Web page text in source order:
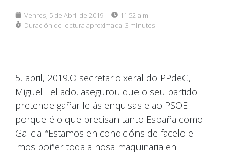
Venres, 5 de Abril de 2019
11:52 a.m.
Duración de lectura aproximada: 3 minutes
5, abril, 2019.O secretario xeral do PPdeG,
Miguel Tellado, asegurou que o seu partido
pretende gañarlle ás enquisas e ao PSOE
porque é o que precisan tanto España como
Galicia. “Estamos en condicións de facelo e
imos poñer toda a nosa maquinaria en